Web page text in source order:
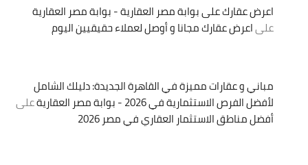
اعرض عقارك على بوابة مصر العقارية - بوابة مصر العقارية
علىاعرض عقارك مجانا و أوصل لعملاء حقيقيين اليوم
مباني و عقارات مميزة في القاهرة الجديدة: دليلك الشامل
لأفضل الفرص الاستثمارية في 2026 - بوابة مصر العقارية
على
أفضل مناطق الاستثمار العقاري في مصر 2026